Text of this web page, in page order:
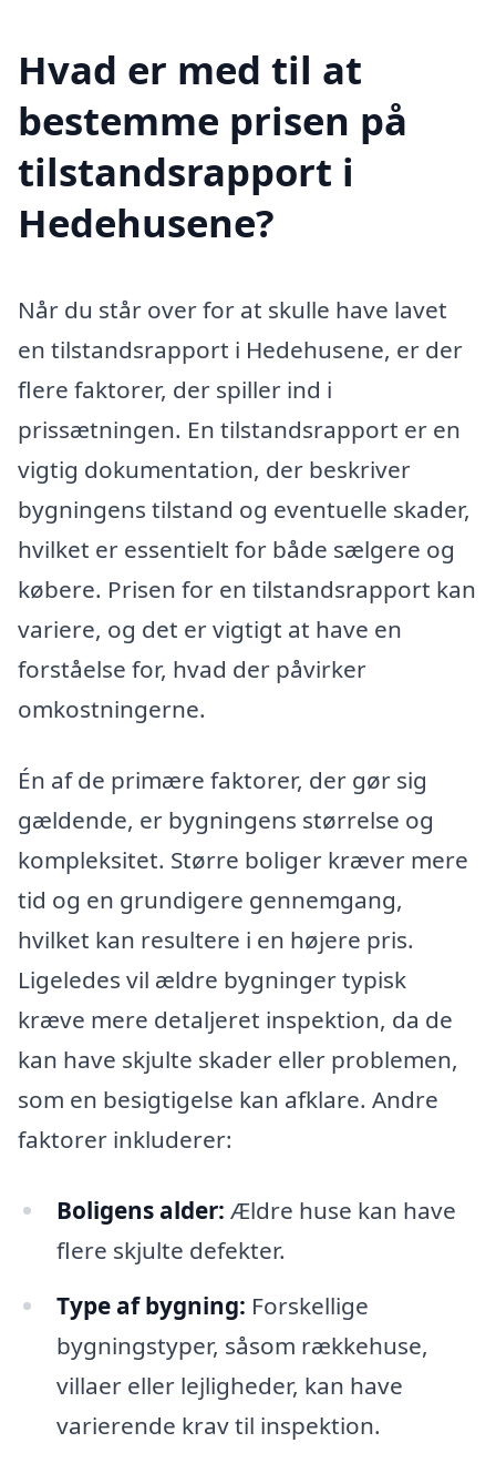
Hvad er med til at
bestemme prisen på
tilstandsrapport i
Hedehusene?
Når du står over for at skulle have lavet
en tilstandsrapport i Hedehusene, er der
flere faktorer, der spiller ind i
prissætningen. En tilstandsrapport er en
vigtig dokumentation, der beskriver
bygningens tilstand og eventuelle skader,
hvilket er essentielt for både sælgere og
købere. Prisen for en tilstandsrapport kan
variere, og det er vigtigt at have en
forståelse for, hvad der påvirker
omkostningerne.
Én af de primære faktorer, der gør sig
gældende, er bygningens størrelse og
kompleksitet. Større boliger kræver mere
tid og en grundigere gennemgang,
hvilket kan resultere i en højere pris.
Ligeledes vil ældre bygninger typisk
kræve mere detaljeret inspektion, da de
kan have skjulte skader eller problemen,
som en besigtigelse kan afklare. Andre
faktorer inkluderer:
Boligens alder: Ældre huse kan have
flere skjulte defekter.
Type af bygning: Forskellige
bygningstyper, såsom rækkehuse,
villaer eller lejligheder, kan have
varierende krav til inspektion.